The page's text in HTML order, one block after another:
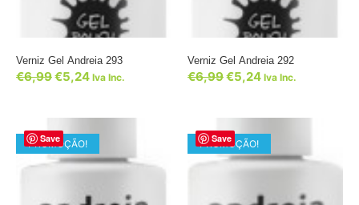
Verniz Gel Andreia 293
€6,99€5,24 Iva Inc.
Verniz Gel Andreia 292
€6,99€5,24 Iva Inc.
Save
PROMOÇÃO! Save
PROMOÇÃO!